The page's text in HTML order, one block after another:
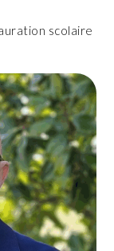
scolaire